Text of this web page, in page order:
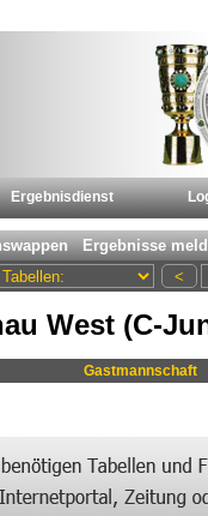
Ergebnisdienst
West (C-
Gastmannschaft